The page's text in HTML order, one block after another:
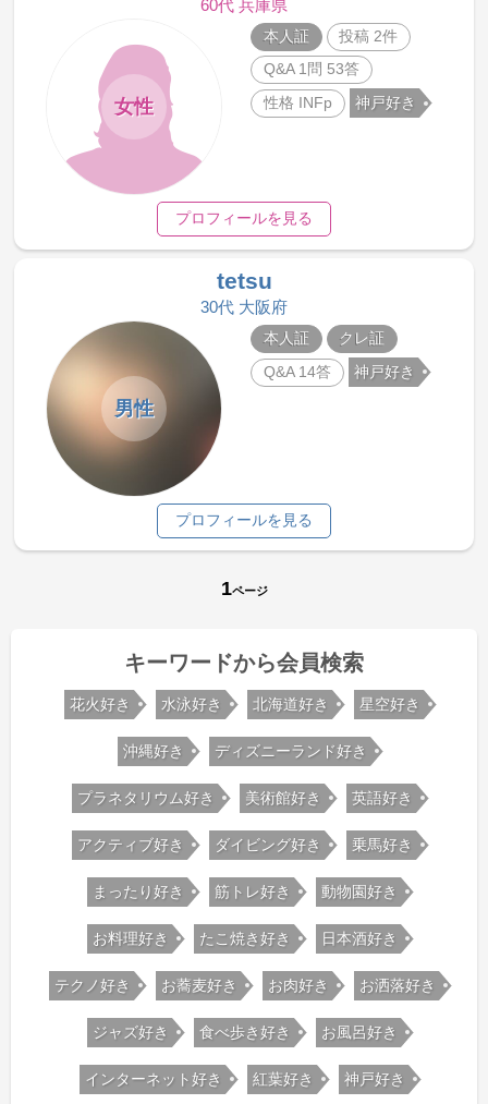
60代 兵庫県
女性
本人証
投稿 2件
Q&A 1問 53答
性格 INFp 神戸好き
プロフィールを見る
tetsu
30代 大阪府
男性
本人証 クレ証
Q&A 14答 神戸好き
プロフィールを見る
1ページ
キーワードから会員検索
花火好き 水泳好き 北海道好き 星空好き
沖縄好き ディズニーランド好き
プラネタリウム好き 美術館好き 英語好き
アクティブ好き ダイビング好き 乗馬好き
まったり好き 筋トレ好き 動物園好き
お料理好き たこ焼き好き 日本酒好き
テクノ好き お蕎麦好き お肉好き お洒落好き
ジャズ好き 食べ歩き好き お風呂好き
インターネット好き 紅葉好き 神戸好き